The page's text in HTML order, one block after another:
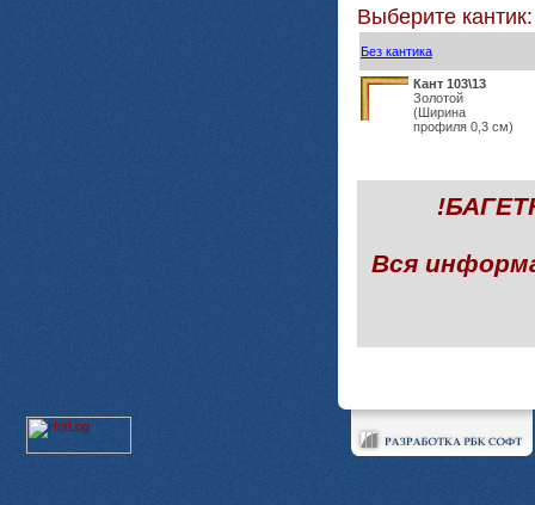
Выберите кантик:
Без кантика
Кант 103\13
Золотой
(Ширина
профиля 0,3 см)
Вся